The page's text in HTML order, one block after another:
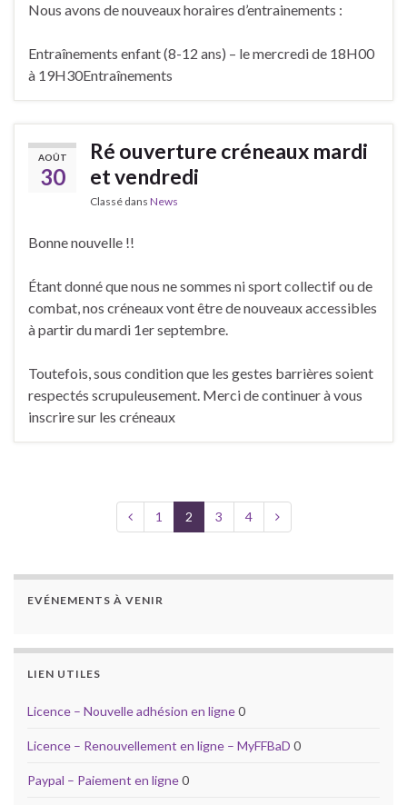
Nous avons de nouveaux horaires d’entrainements :
Entraînements enfant (8-12 ans) – le mercredi de 18H00
à 19H30Entraînements
AOÛT
30
Ré ouverture créneaux mardi
et vendredi
Classé dans News
Bonne nouvelle !!
Étant donné que nous ne sommes ni sport collectif ou de
combat, nos créneaux vont être de nouveaux accessibles
à partir du mardi 1er septembre.
Toutefois, sous condition que les gestes barrières soient
respectés scrupuleusement. Merci de continuer à vous
inscrire sur les créneaux
1 2 3 4
EVÉNEMENTS À VENIR
LIEN UTILES
Licence – Nouvelle adhésion en ligne0
Licence – Renouvellement en ligne – MyFFBaD 0
Paypal – Paiement en ligne0